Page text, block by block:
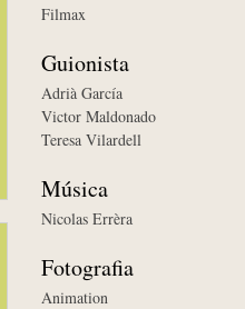
Filmax
Guionista
Adrià García
Victor Maldonado
Teresa Vilardell
Música
Nicolas Errèra
Fotografia
Animation